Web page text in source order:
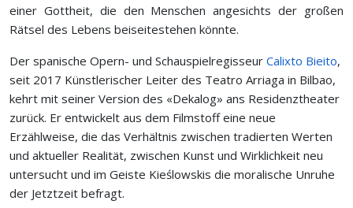
einer Gottheit, die den Menschen angesichts der großen
Rätsel des Lebens beiseitestehen könnte.
Der spanische Opern- und Schauspielregisseur Calixto Bieito,
seit 2017 Künstlerischer Leiter des Teatro Arriaga in Bilbao,
kehrt mit seiner Version des «Dekalog» ans Residenztheater
zurück. Er entwickelt aus dem Filmstoff eine neue
Erzählweise, die das Verhältnis zwischen tradierten Werten
und aktueller Realität, zwischen Kunst und Wirklichkeit neu
untersucht und im Geiste Kieślowskis die moralische Unruhe
der Jetztzeit befragt.